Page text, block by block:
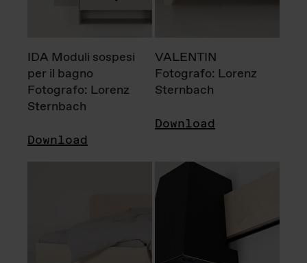
IDA Moduli sospesi
per il bagno
Fotografo: Lorenz
Sternbach
Download
VALENTIN
Fotografo: Lorenz
Sternbach
Download